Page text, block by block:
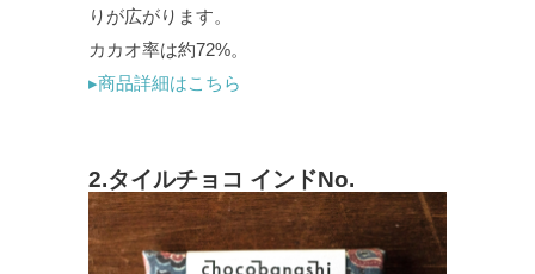
りが広がります。
カカオ率は約72%。
▸商品詳細はこちら
2.タイルチョコ インドNo.